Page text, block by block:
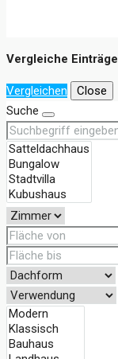
Vergleiche Einträge
Vergleichen
Close
Suche